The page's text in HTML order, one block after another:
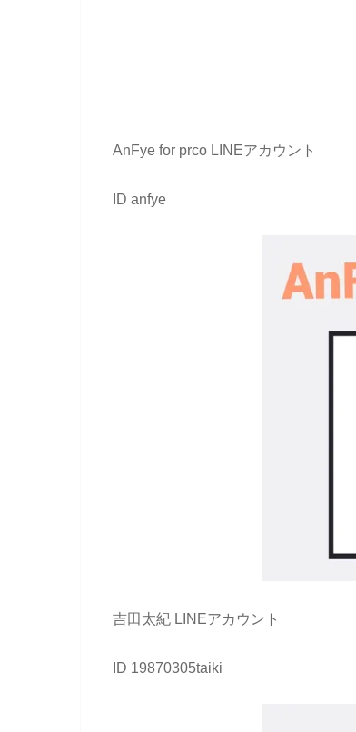
AnFye for prco LINEアカウント
ID anfye
吉田太紀 LINEアカウント
ID 19870305taiki